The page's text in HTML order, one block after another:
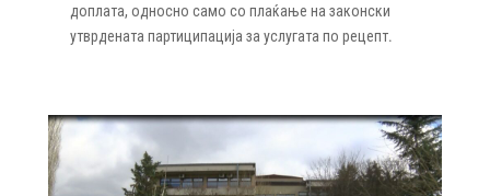
доплата, односно само со плаќање на законски
утврдената партиципација за услугата по рецепт.